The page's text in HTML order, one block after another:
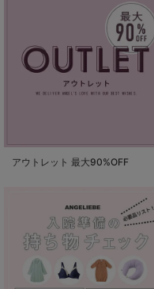
アウトレット 最大90%OFF